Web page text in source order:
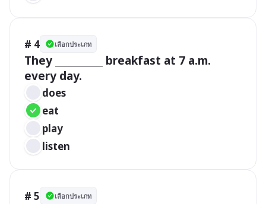
# 4 เลือกประเภท
They __________ breakfast at 7 a.m.
every day.
does
eat
play
listen
# 5 เลือกประเภท